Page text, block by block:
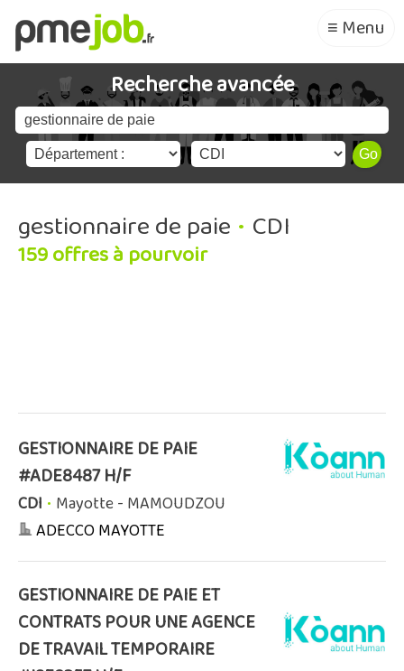
≡ Menu
Recherche avancée
gestionnaire de paie • CDI
159 offres à pourvoir
GESTIONNAIRE DE PAIE
#ADE8487 H/F
CDI • Mayotte - MAMOUDZOU
ADECCO MAYOTTE
GESTIONNAIRE DE PAIE ET
CONTRATS POUR UNE AGENCE
DE TRAVAIL TEMPORAIRE